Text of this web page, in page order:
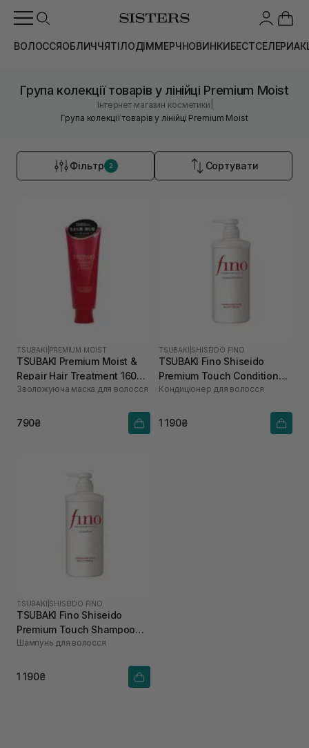
ВОЛОССЯОБЛИЧЧЯТІЛОДІММЕРЧНОВИНКИБЕСТСЕЛЕРИ
Група колекції товарів у лінійці Premium Moist
Інтернет магазин косметики
Група колекції товарів у лінійці Premium Moist
Фільтр 2 Сортувати
TSUBAKI PREMIUM MOIST
TSUBAKI Premium Moist &
Repair Hair Treatment 160
мл
Зволожуюча маска для волосся
790₴
TSUBAKI SHISEIDO FINO
TSUBAKI Fino Shiseido
Premium Touch Conditioner
550 мл
Кондиціонер для волосся
1 190₴
TSUBAKI SHISEIDO FINO
TSUBAKI Fino Shiseido
Premium Touch Shampoo
550 мл
Шампунь для волосcя
1 190₴